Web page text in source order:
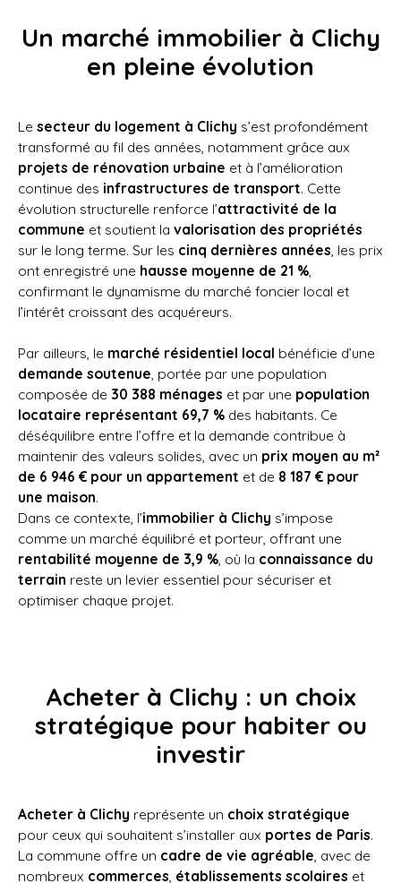
Un marché immobilier à Clichy
en pleine évolution
Le secteur du logement à Clichy s’est profondément
transformé au fil des années, notamment grâce aux
projets de rénovation urbaine et à l’amélioration
continue des infrastructures de transport. Cette
évolution structurelle renforce l’attractivité de la
commune et soutient la valorisation des propriétés
sur le long terme. Sur les cinq dernières années, les prix
ont enregistré une hausse moyenne de 21 %,
confirmant le dynamisme du marché foncier local et
l’intérêt croissant des acquéreurs.
Par ailleurs, le marché résidentiel local bénéficie d’une
demande soutenue, portée par une population
composée de 30 388 ménages et par une population
locataire représentant 69,7 % des habitants. Ce
déséquilibre entre l’offre et la demande contribue à
maintenir des valeurs solides, avec un prix moyen au m²
de 6 946 € pour un appartement et de 8 187 € pour
une maison.
Dans ce contexte, l’immobilier à Clichy s’impose
comme un marché équilibré et porteur, offrant une
rentabilité moyenne de 3,9 %, où la connaissance du
terrain reste un levier essentiel pour sécuriser et
optimiser chaque projet.
Acheter à Clichy : un choix
stratégique pour habiter ou
investir
Acheter à Clichy représente un choix stratégique
pour ceux qui souhaitent s’installer aux portes de Paris.
La commune offre un cadre de vie agréable, avec de
nombreux commerces, établissements scolaires et